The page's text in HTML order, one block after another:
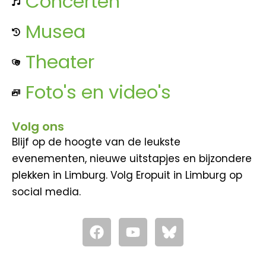
Musea
Theater
Foto's en video's
Volg ons
Blijf op de hoogte van de leukste
evenementen, nieuwe uitstapjes en bijzondere
plekken in Limburg. Volg Eropuit in Limburg op
social media.
F
a
c
Y
o
u